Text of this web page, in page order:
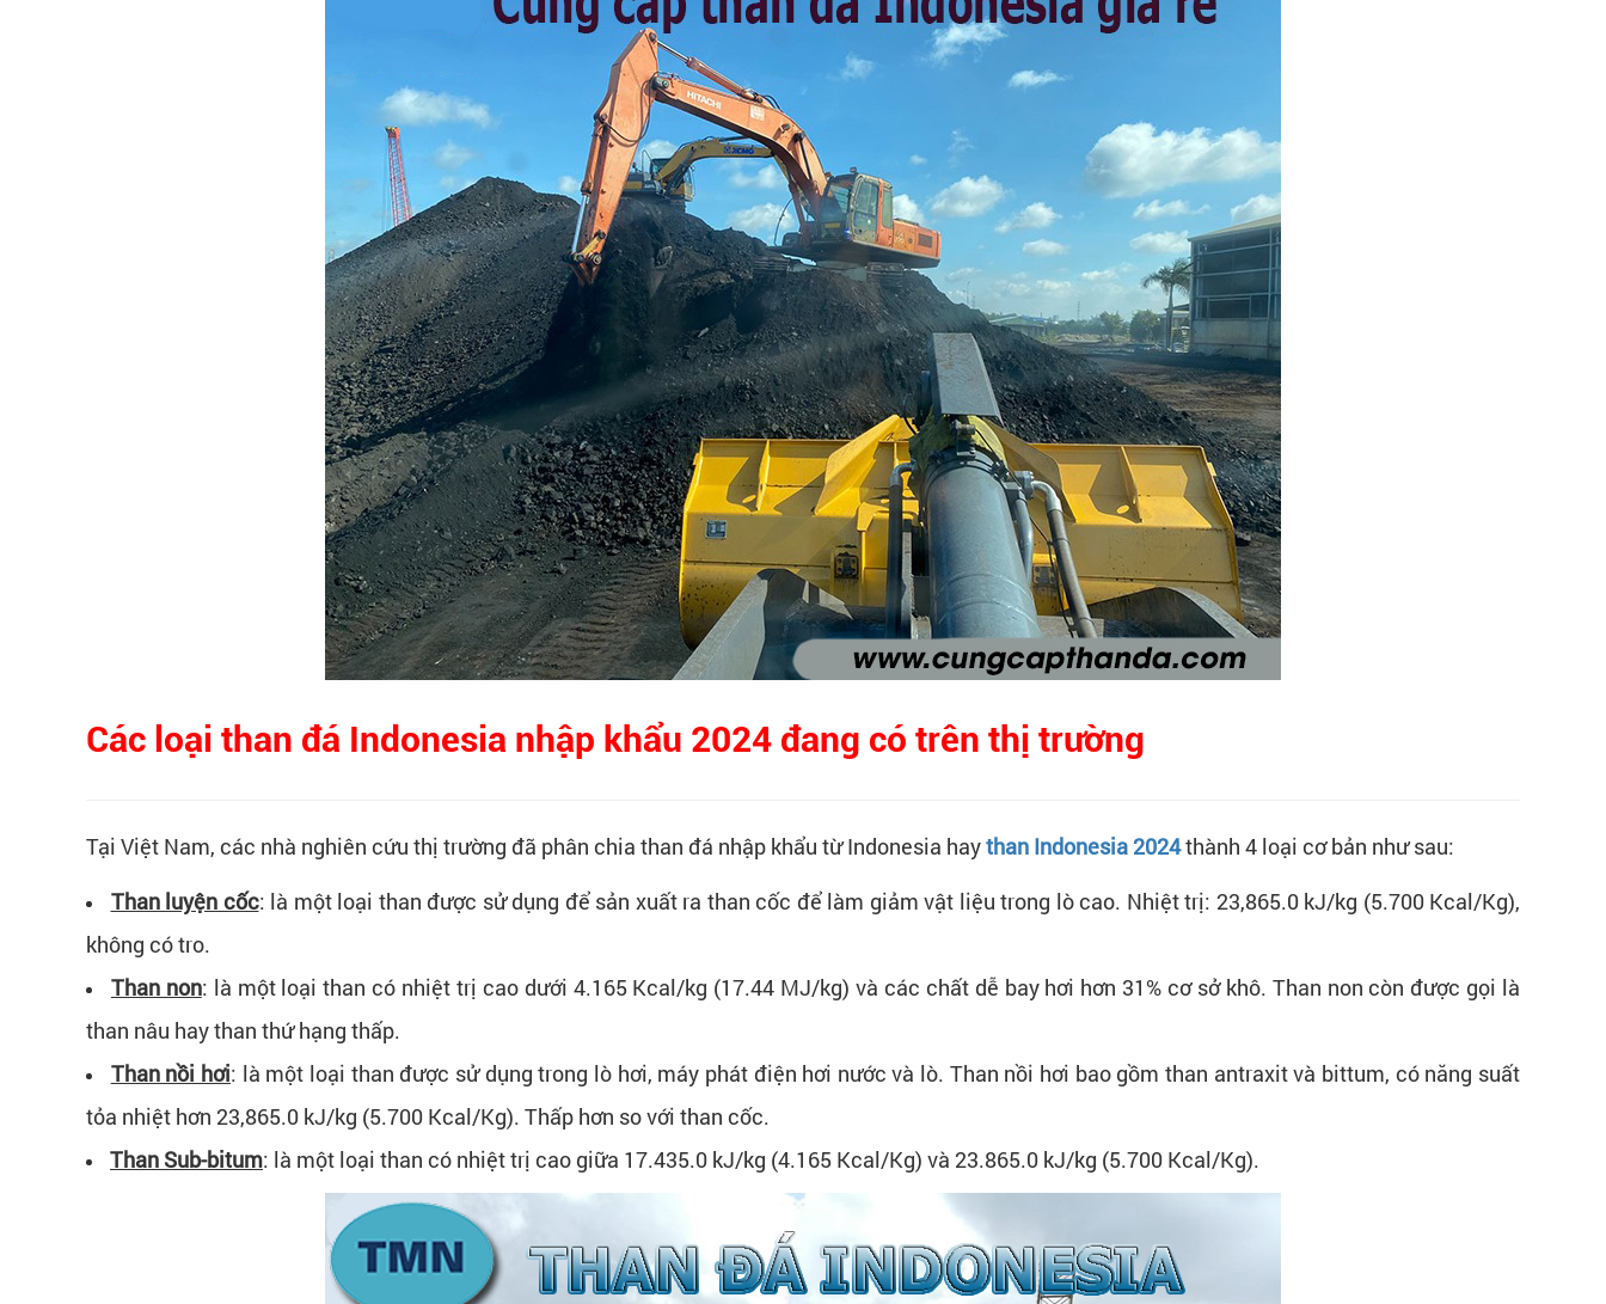
Các loại than đá Indonesia nhập khẩu 2024 đang có trên thị trường
Tại Việt Nam, các nhà nghiên cứu thị trường đã phân chia than đá nhập khẩu từ Indonesia haythan Indonesia 2024thành 4 loại cơ bản như sau:
Than luyện cốc: là một loại than được sử dụng để sản xuất ra than cốc để làm giảm vật liệu trong lò cao. Nhiệt trị: 23,865.0 kJ/kg (5.700 Kcal/Kg),
không có tro.
Than non: là một loại than có nhiệt trị cao dưới 4.165 Kcal/kg (17.44 MJ/kg) và các chất dễ bay hơi hơn 31% cơ sở khô. Than non còn được gọi là
than nâu hay than thứ hạng thấp.
Than nồi hơi: là một loại than được sử dụng trong lò hơi, máy phát điện hơi nước và lò. Than nồi hơi bao gồm than antraxit và bittum, có năng suất
tỏa nhiệt hơn 23,865.0 kJ/kg (5.700 Kcal/Kg). Thấp hơn so với than cốc.
Than Sub-bitum: là một loại than có nhiệt trị cao giữa 17.435.0 kJ/kg (4.165 Kcal/Kg) và 23.865.0 kJ/kg (5.700 Kcal/Kg).